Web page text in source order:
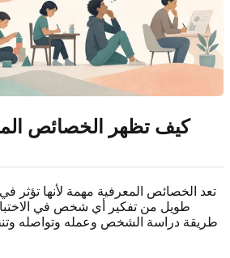
كيف تظهر الخصائص
تعد الخصائص المعرفية مهمة لأنها تؤثر
طويل من تفكير أي شخص في
طريقة دراسة الشخص وعمله وتواصله